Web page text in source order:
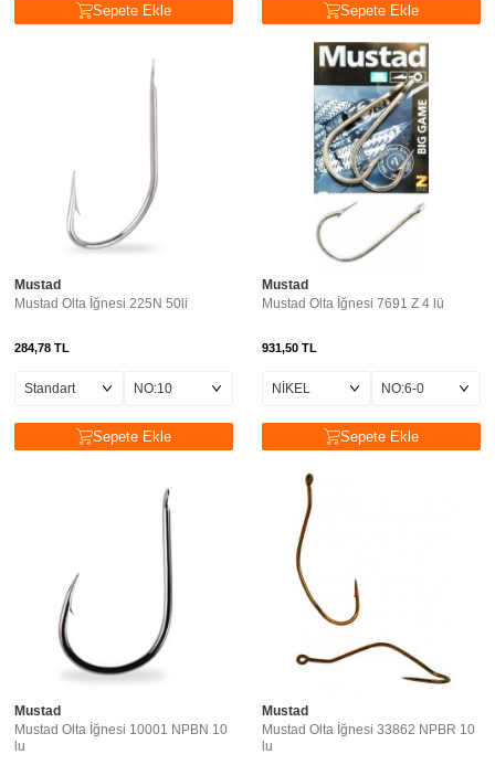
Sepete Ekle Sepete Ekle
Mustad
Mustad Olta İğnesi 225N 50li
284,78 TL
Sepete Ekle
Mustad
Mustad Olta İğnesi 7691 Z 4 lü
931,50 TL
Sepete Ekle
Mustad
Mustad Olta İğnesi 10001 NPBN 10
lu
Mustad
Mustad Olta İğnesi 33862 NPBR 10
lu